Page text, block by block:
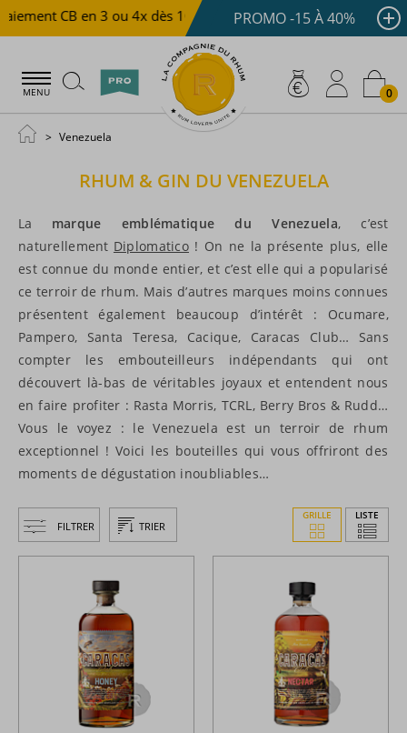
CB en 3 ou 4x dès 100 € Livraison offerte dès 150
PROMO -15 À 40%
MENU 0
Venezuela
RHUM & GIN DU VENEZUELA
La marque emblématique du Venezuela, c’est
naturellement Diplomatico! On ne la présente plus, elle
est connue du monde entier, et c’est elle qui a popularisé
ce terroir de rhum. Mais d’autres marques moins connues
présentent également beaucoup d’intérêt : Ocumare,
Pampero, Santa Teresa, Cacique, Caracas Club… Sans
compter les embouteilleurs indépendants qui ont
découvert là-bas de véritables joyaux et entendent nous
en faire profiter : Rasta Morris, TCRL, Berry Bros & Rudd…
Vous le voyez : le Venezuela est un terroir de rhum
exceptionnel ! Voici les bouteilles qui vous offriront des
moments de dégustation inoubliables…
FILTRER TRIER
GRILLE LISTE